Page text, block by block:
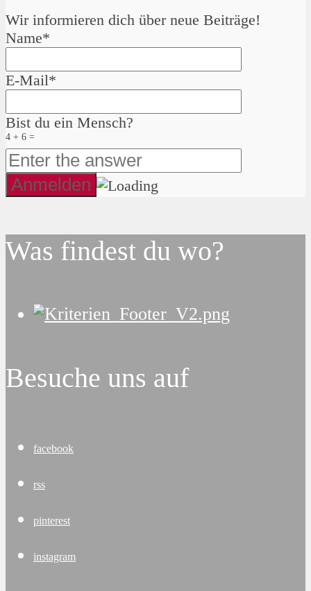
Wir informieren dich über neue Beiträge!
Name*
E-Mail*
Bist du ein Mensch?
4 + 6 =
Was findest du wo?
Besuche uns auf
facebook
rss
pinterest
instagram